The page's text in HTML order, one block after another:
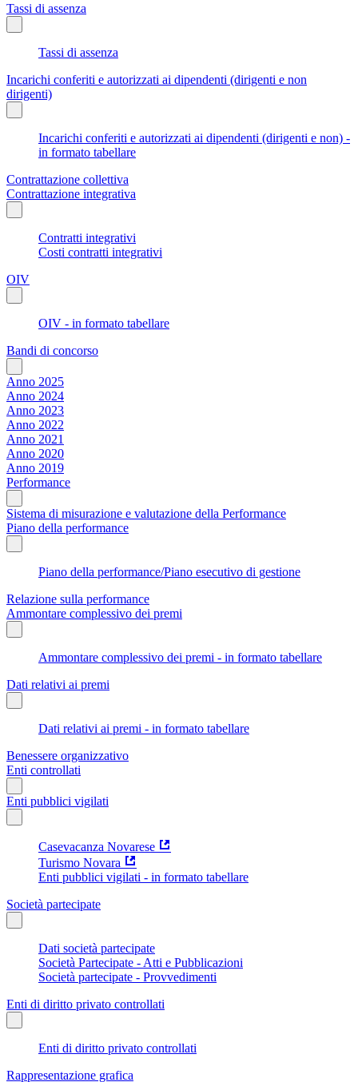
Tassi di assenza
Tassi di assenza
Incarichi conferiti e autorizzati ai dipendenti (dirigenti e non
dirigenti)
Incarichi conferiti e autorizzati ai dipendenti (dirigenti e non) -
in formato tabellare
Contrattazione collettiva
Contrattazione integrativa
Contratti integrativi
Costi contratti integrativi
OIV
OIV - in formato tabellare
Bandi di concorso
Anno 2025
Anno 2024
Anno 2023
Anno 2022
Anno 2021
Anno 2020
Anno 2019
Performance
Sistema di misurazione e valutazione della Performance
Piano della performance
Piano della performance/Piano esecutivo di gestione
Relazione sulla performance
Ammontare complessivo dei premi
Ammontare complessivo dei premi - in formato tabellare
Dati relativi ai premi
Dati relativi ai premi - in formato tabellare
Benessere organizzativo
Enti controllati
Enti pubblici vigilati
Casevacanza Novarese
Turismo Novara
Enti pubblici vigilati - in formato tabellare
Società partecipate
Dati società partecipate
Società Partecipate - Atti e Pubblicazioni
Società partecipate - Provvedimenti
Enti di diritto privato controllati
Enti di diritto privato controllati
Rappresentazione grafica